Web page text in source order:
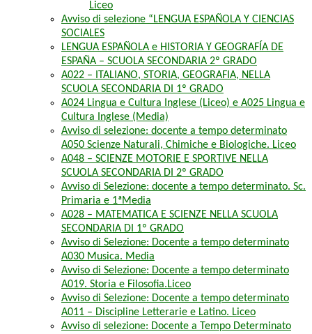
Liceo
Avviso di selezione “LENGUA ESPAÑOLA Y CIENCIAS
SOCIALES
LENGUA ESPAÑOLA e HISTORIA Y GEOGRAFÍA DE
ESPAÑA – SCUOLA SECONDARIA 2º GRADO
A022 – ITALIANO, STORIA, GEOGRAFIA, NELLA
SCUOLA SECONDARIA DI 1º GRADO
A024 Lingua e Cultura Inglese (Liceo) e A025 Lingua e
Cultura Inglese (Media)
Avviso di selezione: docente a tempo determinato
A050 Scienze Naturali, Chimiche e Biologiche. Liceo
A048 – SCIENZE MOTORIE E SPORTIVE NELLA
SCUOLA SECONDARIA DI 2º GRADO
Avviso di Selezione: docente a tempo determinato. Sc.
Primaria e 1ªMedia
A028 – MATEMATICA E SCIENZE NELLA SCUOLA
SECONDARIA DI 1º GRADO
Avviso di Selezione: Docente a tempo determinato
A030 Musica. Media
Avviso di Selezione: Docente a tempo determinato
A019. Storia e Filosofia.Liceo
Avviso di Selezione: Docente a tempo determinato
A011 – Discipline Letterarie e Latino. Liceo
Avviso di selezione: Docente a Tempo Determinato